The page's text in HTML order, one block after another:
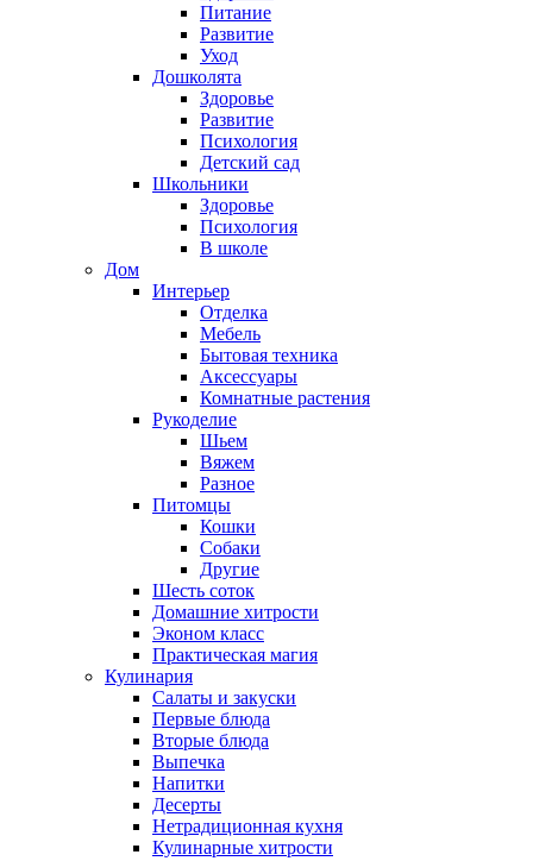
Питание
Развитие
Уход
Дошколята
Здоровье
Развитие
Психология
Детский сад
Школьники
Здоровье
Психология
В школе
Дом
Интерьер
Отделка
Мебель
Бытовая техника
Аксессуары
Комнатные растения
Рукоделие
Шьем
Вяжем
Разное
Питомцы
Кошки
Собаки
Другие
Шесть соток
Домашние хитрости
Эконом класс
Практическая магия
Кулинария
Салаты и закуски
Первые блюда
Вторые блюда
Выпечка
Напитки
Десерты
Нетрадиционная кухня
Кулинарные хитрости